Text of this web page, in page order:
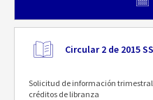
Circular 2 de 2015 SS
Solicitud de información
créditos de libranza